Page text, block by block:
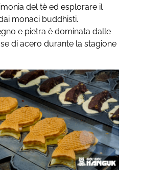
del tè ed esplorare il
monaci buddhisti.
e pietra è dominata dalle
di acero durante la stagione